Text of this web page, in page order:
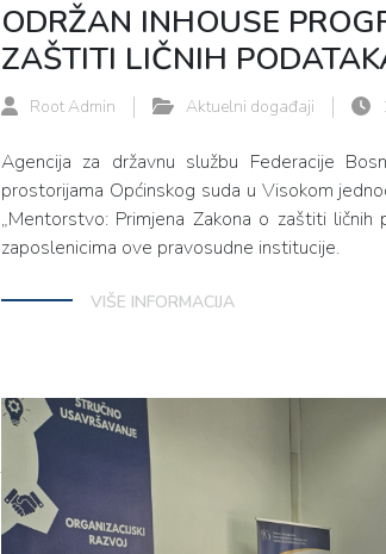
ODRŽAN INHOUSE
ZAŠTITI LIČNIH
Root Admin Aktuelni događaji
Agencija za državnu službu Federacije
prostorijama Općinskog suda u Visokom
„Mentorstvo: Primjena Zakona o zaštiti ličnih
zaposlenicima ove pravosudne institucije.
VIŠE INFORMACIJA